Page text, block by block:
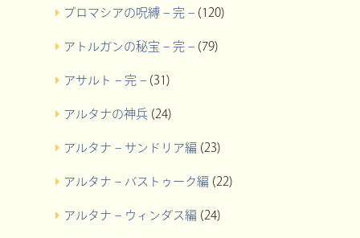
プロマシアの呪縛 – 完 –(120)
アトルガンの秘宝 – 完 –(79)
アサルト – 完 –(31)
アルタナの神兵(24)
アルタナ – サンドリア編 (23)
アルタナ – バストゥーク編 (22)
アルタナ – ウィンダス編 (24)